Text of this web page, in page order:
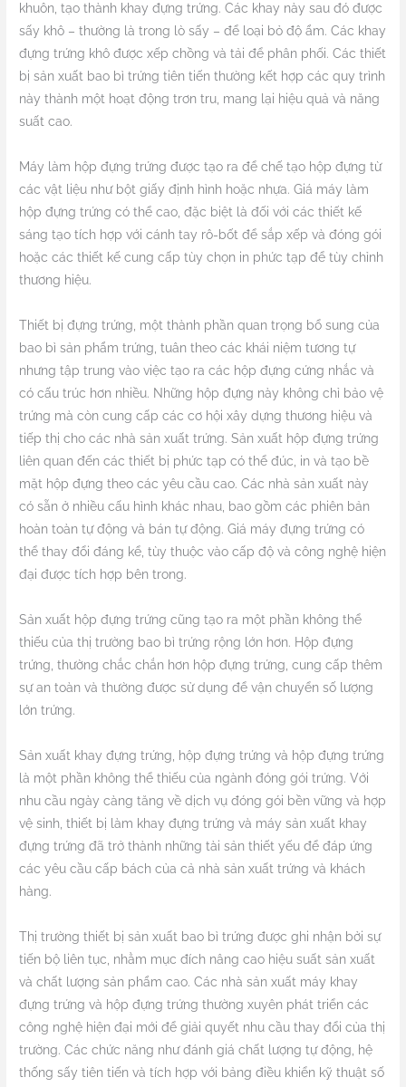
khuôn, tạo thành khay đựng trứng. Các khay này sau đó được
sấy khô – thường là trong lò sấy – để loại bỏ độ ẩm. Các khay
đựng trứng khô được xếp chồng và tải để phân phối. Các thiết
bị sản xuất bao bì trứng tiên tiến thường kết hợp các quy trình
này thành một hoạt động trơn tru, mang lại hiệu quả và năng
suất cao.
Máy làm hộp đựng trứng được tạo ra để chế tạo hộp đựng từ
các vật liệu như bột giấy định hình hoặc nhựa. Giá máy làm
hộp đựng trứng có thể cao, đặc biệt là đối với các thiết kế
sáng tạo tích hợp với cánh tay rô-bốt để sắp xếp và đóng gói
hoặc các thiết kế cung cấp tùy chọn in phức tạp để tùy chỉnh
thương hiệu.
Thiết bị đựng trứng, một thành phần quan trọng bổ sung của
bao bì sản phẩm trứng, tuân theo các khái niệm tương tự
nhưng tập trung vào việc tạo ra các hộp đựng cứng nhắc và
có cấu trúc hơn nhiều. Những hộp đựng này không chỉ bảo vệ
trứng mà còn cung cấp các cơ hội xây dựng thương hiệu và
tiếp thị cho các nhà sản xuất trứng. Sản xuất hộp đựng trứng
liên quan đến các thiết bị phức tạp có thể đúc, in và tạo bề
mặt hộp đựng theo các yêu cầu cao. Các nhà sản xuất này
có sẵn ở nhiều cấu hình khác nhau, bao gồm các phiên bản
hoàn toàn tự động và bán tự động. Giá máy đựng trứng có
thể thay đổi đáng kể, tùy thuộc vào cấp độ và công nghệ hiện
đại được tích hợp bên trong.
Sản xuất hộp đựng trứng cũng tạo ra một phần không thể
thiếu của thị trường bao bì trứng rộng lớn hơn. Hộp đựng
trứng, thường chắc chắn hơn hộp đựng trứng, cung cấp thêm
sự an toàn và thường được sử dụng để vận chuyển số lượng
lớn trứng.
Sản xuất khay đựng trứng, hộp đựng trứng và hộp đựng trứng
là một phần không thể thiếu của ngành đóng gói trứng. Với
nhu cầu ngày càng tăng về dịch vụ đóng gói bền vững và hợp
vệ sinh, thiết bị làm khay đựng trứng và máy sản xuất khay
đựng trứng đã trở thành những tài sản thiết yếu để đáp ứng
các yêu cầu cấp bách của cả nhà sản xuất trứng và khách
hàng.
Thị trường thiết bị sản xuất bao bì trứng được ghi nhận bởi sự
tiến bộ liên tục, nhằm mục đích nâng cao hiệu suất sản xuất
và chất lượng sản phẩm cao. Các nhà sản xuất máy khay
đựng trứng và hộp đựng trứng thường xuyên phát triển các
công nghệ hiện đại mới để giải quyết nhu cầu thay đổi của thị
trường. Các chức năng như đánh giá chất lượng tự động, hệ
thống sấy tiên tiến và tích hợp với bảng điều khiển kỹ thuật số